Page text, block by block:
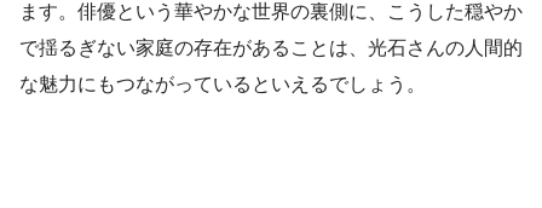
ます。俳優という華やかな世界の裏側に、こうした穏やか
で揺るぎない家庭の存在があることは、光石さんの人間的
な魅力にもつながっているといえるでしょう。